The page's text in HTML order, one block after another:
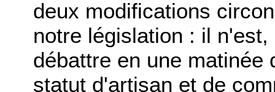
deux modifications
notre législation : il
débattre en une matinée
statut d'artisan et de